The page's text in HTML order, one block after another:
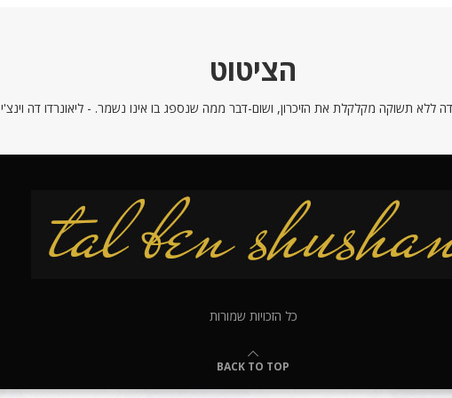
הציטוט
ללא תשוקה מקלקלת את הזיכרון, ושום-דבר ממה שנספג בו אינו נשמר. - ליאונרדו דה וינצ'י
כל הזכויות שמורות
BACK TO TOP